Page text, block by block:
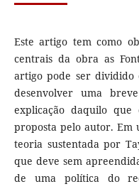
Este artigo tem como
centrais da obra as
artigo pode ser
desenvolver uma
explicação daquilo
proposta pelo autor. Em
teoria sustentada por
que deve sem
de uma política do